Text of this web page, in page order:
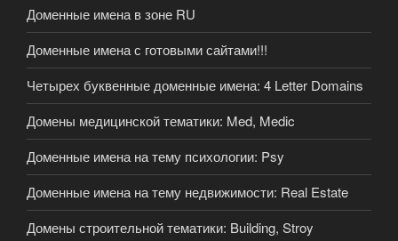
Доменные имена в зоне RU
Доменные имена с готовыми сайтами!!!
Четырех буквенные доменные имена: 4 Letter Domains
Домены медицинской тематики: Med, Medic
Доменные имена на тему психологии: Psy
Доменные имена на тему недвижимости: Real Estate
Домены строительной тематики: Building, Stroy